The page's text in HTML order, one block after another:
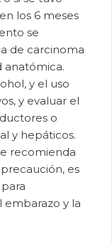
los 6 meses
se
de carcinoma
anatómica.
y el uso
y evaluar el
o
y hepáticos.
recomienda
es
y la